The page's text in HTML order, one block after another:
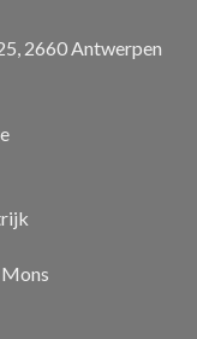
2660 Antwerpen